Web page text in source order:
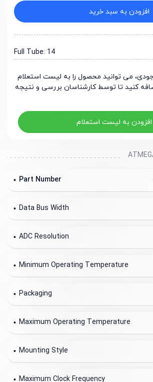
افزودن به سبد خرید
Full Tube: 14
می توانید محصول را به لیست استعلام
کنید تا توسط کارشناسان بررسی و نتیجه
افزودن به لیست استعلام
Part Number
Data Bus Width
ADC Resolution
Minimum Operating Temperature
Packaging
Maximum Operating Temperature
Mounting Style
Maximum Clock Frequency